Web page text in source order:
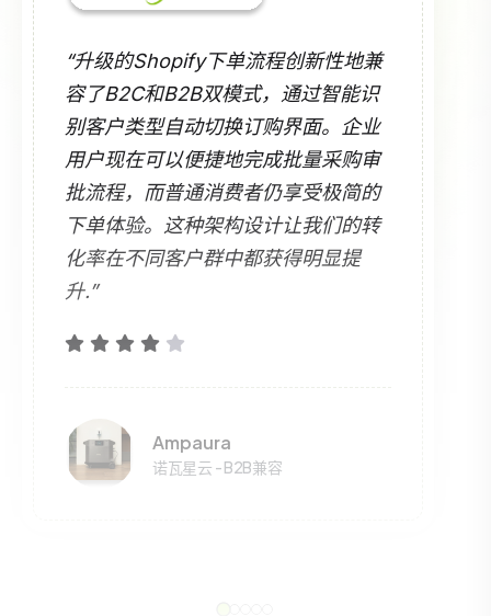
“升级的Shopify下单流程创新性地兼
容了B2C和B2B双模式，通过智能识
别客户类型自动切换订购界面。企业
用户现在可以便捷地完成批量采购审
批流程，而普通消费者仍享受极简的
下单体验。这种架构设计让我们的转
化率在不同客户群中都获得明显提
升.”
Ampaura
诺瓦星云 - B2B兼容